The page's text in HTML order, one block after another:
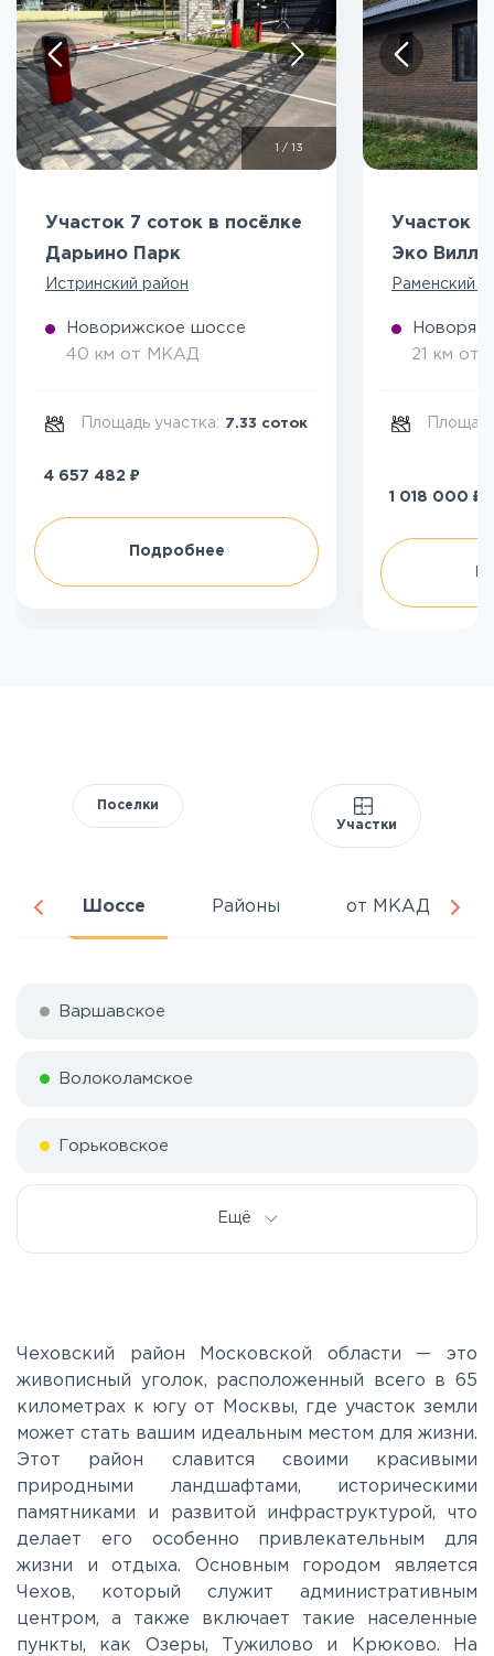
/ 13
Участок 7 соток в посёлке
Дарьино Парк
Истринский район
Новорижское шоссе
40 км от МКАД
Площадь участка: 7.33 соток
4 657 482 ₽
Подробнее
Участок 5
Эко
Раменский
21 км от
1 018 000 ₽
Поселки
Участки
Шоссе Районы от МКАД
Варшавское
Волоколамское
Горьковское
Калужское
Каширское
Киевское
Ленинградское
Лихачевское
Ещё
Чеховский район Московской области — это
живописный уголок, расположенный всего в 65
километрах к югу от Москвы, где участок земли
может стать вашим идеальным местом для жизни.
Этот район славится своими красивыми
природными ландшафтами, историческими
памятниками и развитой инфраструктурой, что
делает его особенно привлекательным для
жизни и отдыха. Основным городом является
Чехов, который служит административным
центром, а также включает такие населенные
пункты, как Озеры, Тужилово и Крюково. На